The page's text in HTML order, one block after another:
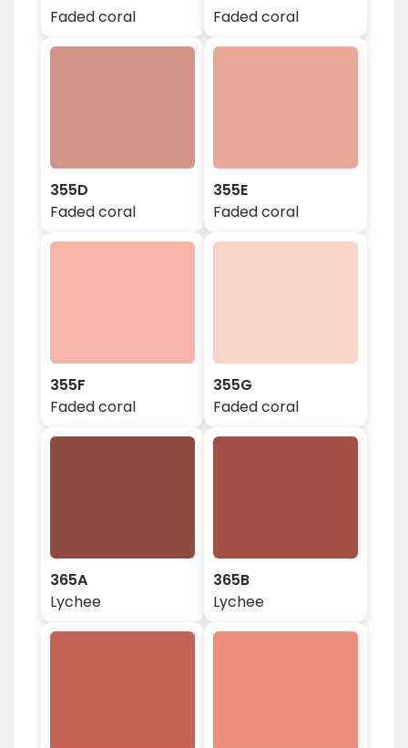
Faded coral
Faded coral
355D
Faded coral
355E
Faded coral
355F
Faded coral
355G
Faded coral
365A
Lychee
365B
Lychee